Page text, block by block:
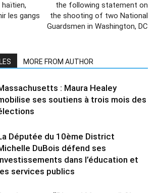
les gangs
the following statement on
the shooting of two National
Guardsmen in Washington, DC
MORE FROM AUTHOR
: Maura Healey
ses soutiens à trois mois des
Députée du 10ème District
DuBois défend ses
dans l’éducation et
services publics